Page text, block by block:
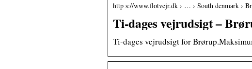
http s://www.flotvejr.dk › … › South denmark ›
Ti-dages vejrudsigt –
Ti-dages vejrudsigt for